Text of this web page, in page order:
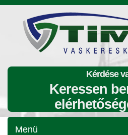
Kérdése
Keressen
Menü